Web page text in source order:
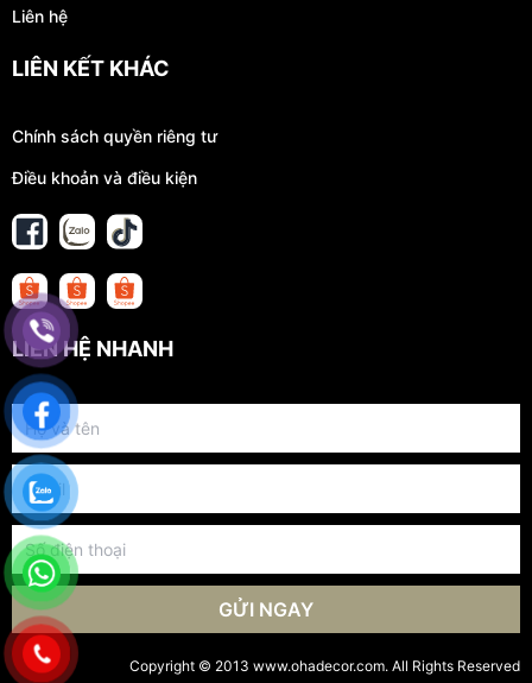
Liên hệ
LIÊN KẾT KHÁC
Chính sách quyền riêng tư
Điều khoản và điều kiện
LIÊN HỆ NHANH
GỬI NGAY
Copyright © 2013 www.ohadecor.com. All Rights Reserved